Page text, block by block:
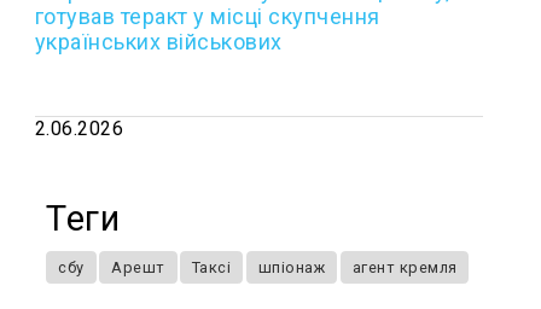
готував теракт у місці скупчення
українських військових
2.06.2026
Теги
сбу Арешт Таксі шпіонаж агент кремля